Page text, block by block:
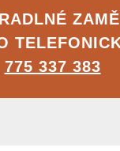
775 337 383